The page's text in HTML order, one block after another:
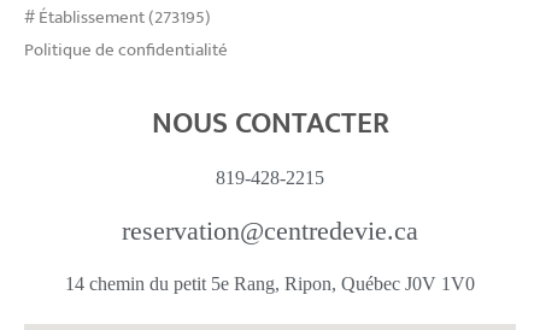
# Établissement (273195)
Politique de confidentialité
NOUS CONTACTER
819-428-2215
reservation@centredevie.ca
14 chemin du petit 5e Rang, Ripon, Québec J0V 1V0